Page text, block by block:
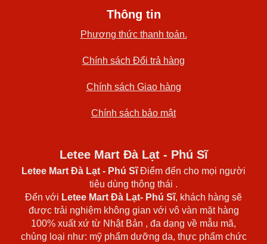
Thông tin
Phương thức thanh toán.
Chính sách Đổi trả hàng
Chính sách Giao hàng
Chính sách bảo mật
Letee Mart Đà Lạt - Phú Sĩ
Letee Mart Đà Lạt - Phú SĩĐiểm đến cho mọi người
tiêu dùng thông thái .
Đến với Letee Mart Đà Lạt- Phú Sĩ, khách hàng sẽ
được trải nghiệm không gian với vô vàn mặt hàng
100% xuất xứ từ Nhật Bản , đa dạng về mẫu mã,
chủng loại như: mỹ phẩm dưỡng da, thực phẩm chức